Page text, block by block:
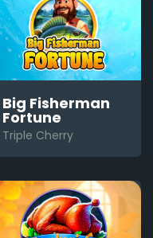
Big Fisherman
Fortune
Triple Cherry